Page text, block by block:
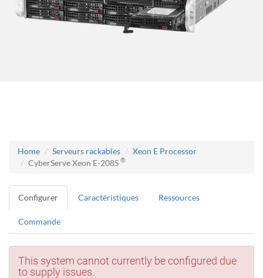
Home Serveurs rackables
Xeon E Processor
CyberServe Xeon E-208S ®
Configurer Caractéristiques Ressources
Commande
This system cannot currently be configured due
to supply issues.